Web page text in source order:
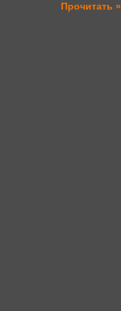
Прочитать »